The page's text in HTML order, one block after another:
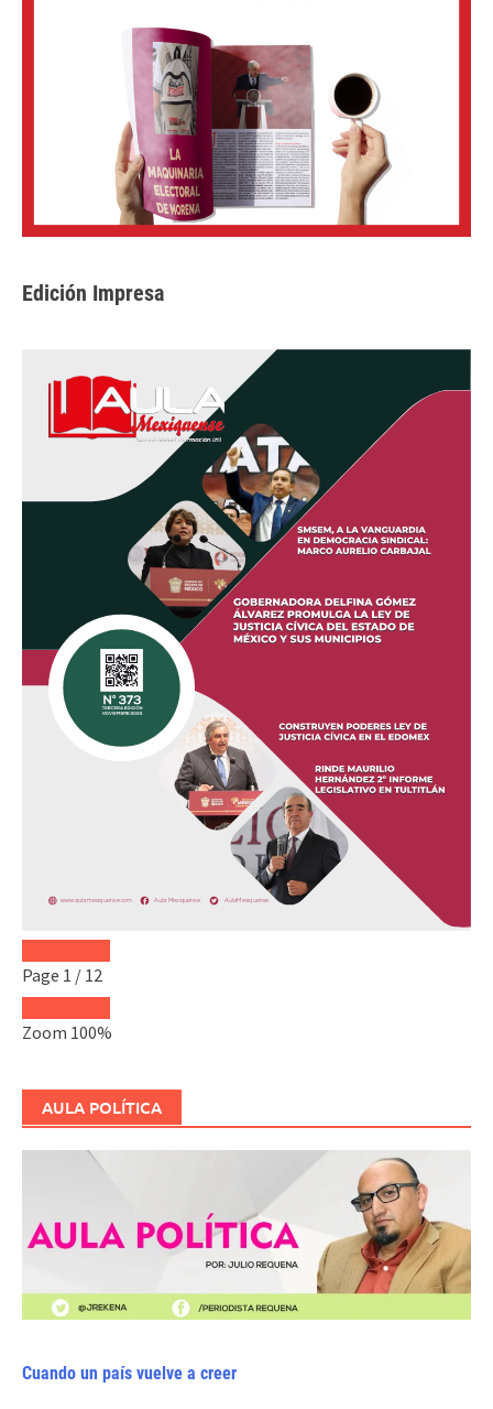
Edición Impresa
Page 1 / 12
Zoom 100%
AULA POLÍTICA
Cuando un país vuelve a creer